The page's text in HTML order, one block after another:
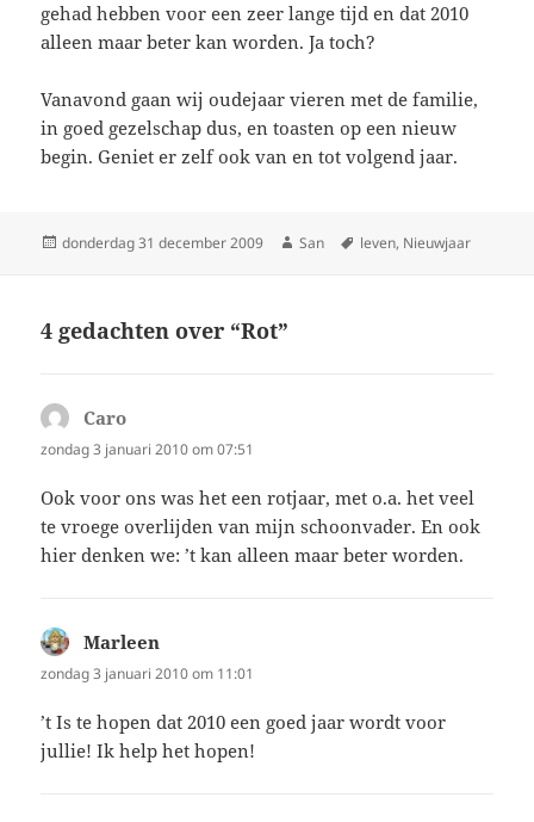
gehad hebben voor een zeer lange tijd en dat 2010
alleen maar beter kan worden. Ja toch?
Vanavond gaan wij oudejaar vieren met de familie,
in goed gezelschap dus, en toasten op een nieuw
begin. Geniet er zelf ook van en tot volgend jaar.
Geplaatst
donderdag 31 december 2009 Auteur
San Tags
leven, Nieuwjaar
4 gedachten over “Rot”
Caro
zondag 3 januari 2010 om 07:51
Ook voor ons was het een rotjaar, met o.a. het veel
te vroege overlijden van mijn schoonvader. En ook
hier denken we: ’t kan alleen maar beter worden.
Marleen
zondag 3 januari 2010 om 11:01
’t Is te hopen dat 2010 een goed jaar wordt voor
jullie! Ik help het hopen!